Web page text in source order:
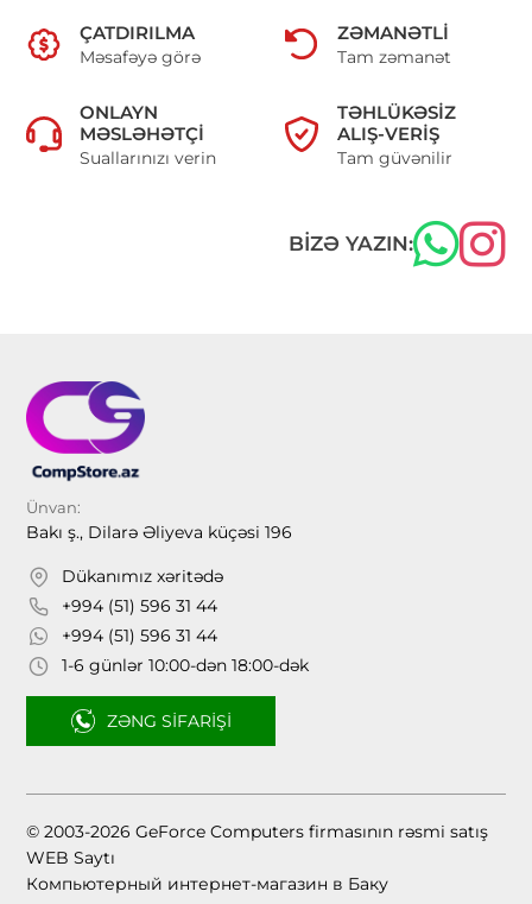
ÇATDIRILMA
Məsafəyə görə
ZƏMANƏTLI
Tam zəmanət
ONLAYN
MƏSLƏHƏTÇI
Suallarınızı verin
TƏHLÜKƏSIZ
ALIŞ-VERIŞ
Tam güvənilir
BIZƏ YAZIN:
Ünvan:
Bakı ş., Dilarə Əliyeva küçəsi 196
Dükanımız xəritədə
+994 (51) 596 31 44
+994 (51) 596 31 44
1-6 günlər 10:00-dən 18:00-dək
ZƏNG SIFARIŞI
© 2003-2026 GeForce Computers firmasının rəsmi satış
WEB Saytı
Компьютерный интернет-магазин в Баку